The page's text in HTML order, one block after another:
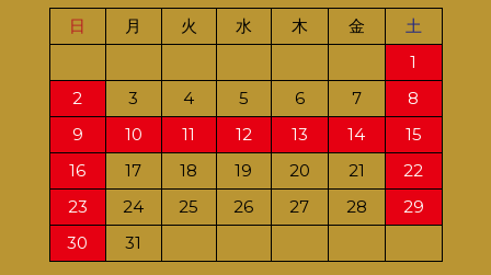
日 月 火 水 木 金
土
1
2
3 4 5 6 7
8
9
10 11 12 13 14
15
16
17 18 19 20 21
22
23
24 25 26 27 28
29
30
31